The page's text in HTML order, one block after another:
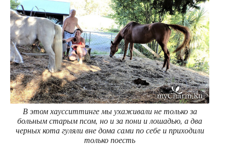
В этом хаусситтинге мы ухаживали не только за
больным старым псом, но и за пони и лошадью, а два
черных кота гуляли вне дома сами по себе и приходили
только поесть